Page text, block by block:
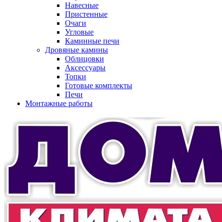
Навесные
Пристенные
Очаги
Угловые
Каминные печи
Дровяные камины
Облицовки
Аксессуары
Топки
Готовые комплекты
Печи
Монтажные работы